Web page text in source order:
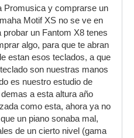
Promusica y comprarse un
Motif XS no se ve en
un Fantom X8 tenes
algo, para que te abran
estan esos teclados, a que
son nuestras manos
es nuestro estudio de
a esta altura año
como esta, ahora ya no
un piano sonaba mal,
de un cierto nivel (gama